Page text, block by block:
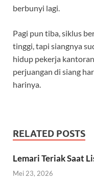
berbunyi lagi.
Pagi pun tiba, siklus
tinggi, tapi siangnya
hidup pekerja
perjuangan di siang
harinya.
RELATED POSTS
Lemari Teriak Saat
Mei 23, 2026